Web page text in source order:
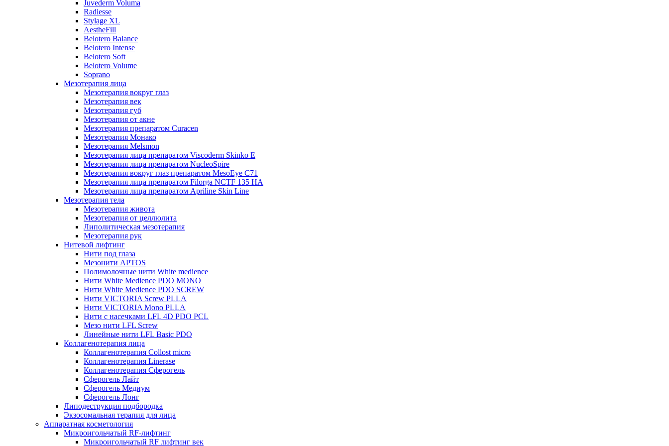
Juvederm Voluma
Radiesse
Stylage XL
AestheFill
Belotero Balance
Belotero Intense
Belotero Soft
Belotero Volume
Soprano
Мезотерапия лица
Мезотерапия вокруг глаз
Мезотерапия век
Мезотерапия губ
Мезотерапия от акне
Мезотерапия препаратом Curacen
Мезотерапия Монако
Мезотерапия Melsmon
Мезотерапия лица препаратом Viscoderm Skinko E
Мезотерапия лица препаратом NucleoSpire
Мезотерапия вокруг глаз препаратом MesoEye С71
Мезотерапия лица препаратом Filorga NCTF 135 HA
Мезотерапия лица препаратом Apriline Skin Line
Мезотерапия тела
Мезотерапия живота
Мезотерапия от целлюлита
Липолитическая мезотерапия
Мезотерапия рук
Нитевой лифтинг
Нити под глаза
Мезонити APTOS
Полимолочные нити White medience
Нити White Medience PDO MONO
Нити White Medience PDO SCREW
Нити VICTORIA Screw PLLA
Нити VICTORIA Mono PLLA
Нити с насечками LFL 4D PDO PCL
Мезо нити LFL Screw
Линейные нити LFL Basic PDO
Коллагенотерапия лица
Коллагенотерапия Collost micro
Коллагенотерапия Linerase
Коллагенотерапия Сферогель
Сферогель Лайт
Сферогель Медиум
Сферогель Лонг
Липодеструкция подбородка
Экзосомальная терапия для лица
Аппаратная косметология
Микроигольчатый RF-лифтинг
Микроигольчатый RF лифтинг век